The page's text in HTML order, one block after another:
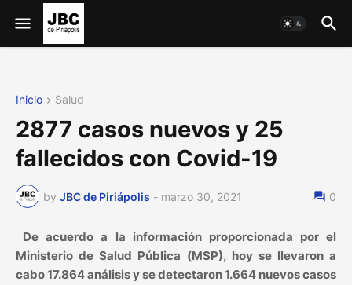
Inicio Salud
2877 casos nuevos y 25
fallecidos con Covid-19
by JBC de Piriápolis - marzo 30, 2021 0
De acuerdo a la información proporcionada por el
Ministerio de Salud Pública (MSP), hoy se llevaron a
cabo 17.864 análisis y se detectaron 1.664 nuevos casos